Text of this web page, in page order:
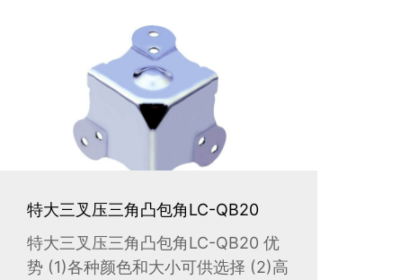
特大三叉压三角凸包角LC-QB20
特大三叉压三角凸包角LC-QB20 优
势 (1)各种颜色和大小可供选择 (2)高